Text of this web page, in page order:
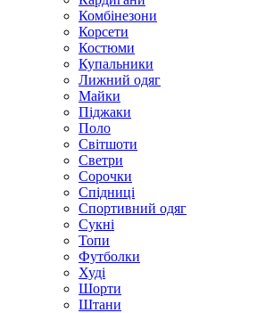
Комбінезони
Корсети
Костюми
Купальники
Лижний одяг
Майки
Піджаки
Поло
Світшоти
Светри
Сорочки
Спідниці
Спортивний одяг
Сукні
Топи
Футболки
Худі
Шорти
Штани